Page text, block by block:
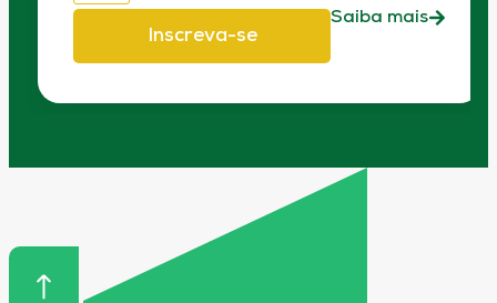
Inscreva-se
Saiba mais